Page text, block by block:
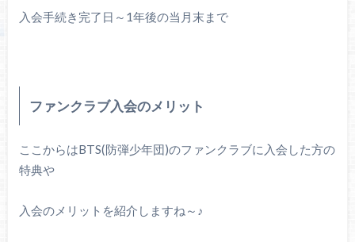
入会手続き完了日～1年後の当月末まで
ファンクラブ入会のメリット
ここからはBTS(防弾少年団)のファンクラブに入会した方の
特典や
入会のメリットを紹介しますね～♪